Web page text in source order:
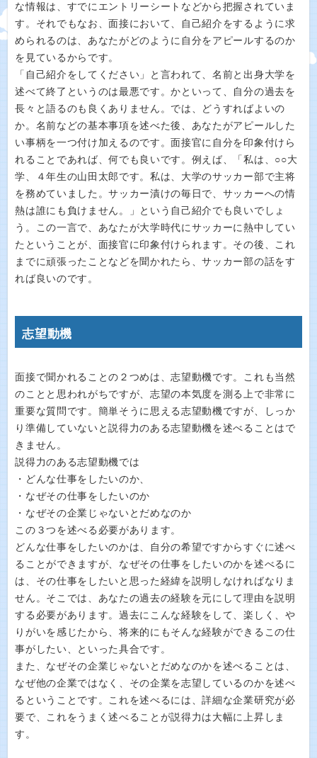
な情報は、すでにエントリーシートなどから把握されていま
す。それでもなお、面接において、自己紹介をするように求
められるのは、あなたがどのように自分をアピールするのか
を見ているからです。
「自己紹介をしてください」と言われて、名前と出身大学を
述べて終了というのは最悪です。かといって、自分の過去を
長々と語るのも良くありません。では、どうすればよいの
か。名前などの基本事項を述べた後、あなたがアピールした
い事柄を一つ付け加えるのです。面接官に自分を印象付けら
れることであれば、何でも良いです。例えば、「私は、○○大
学、４年生の山田太郎です。私は、大学のサッカー部で主将
を務めていました。サッカー漬けの毎日で、サッカーへの情
熱は誰にも負けません。」という自己紹介でも良いでしょ
う。この一言で、あなたが大学時代にサッカーに熱中してい
たということが、面接官に印象付けられます。その後、これ
までに頑張ったことなどを聞かれたら、サッカー部の話をす
れば良いのです。
志望動機
面接で聞かれることの２つめは、志望動機です。これも当然
のことと思われがちですが、志望の本気度を測る上で非常に
重要な質問です。簡単そうに思える志望動機ですが、しっか
り準備していないと説得力のある志望動機を述べることはで
きません。
説得力のある志望動機では
・どんな仕事をしたいのか、
・なぜその仕事をしたいのか
・なぜその企業じゃないとだめなのか
この３つを述べる必要があります。
どんな仕事をしたいのかは、自分の希望ですからすぐに述べ
ることができますが、なぜその仕事をしたいのかを述べるに
は、その仕事をしたいと思った経緯を説明しなければなりま
せん。そこでは、あなたの過去の経験を元にして理由を説明
する必要があります。過去にこんな経験をして、楽しく、や
りがいを感じたから、将来的にもそんな経験ができるこの仕
事がしたい、といった具合です。
また、なぜその企業じゃないとだめなのかを述べることは、
なぜ他の企業ではなく、その企業を志望しているのかを述べ
るということです。これを述べるには、詳細な企業研究が必
要で、これをうまく述べることが説得力は大幅に上昇しま
す。